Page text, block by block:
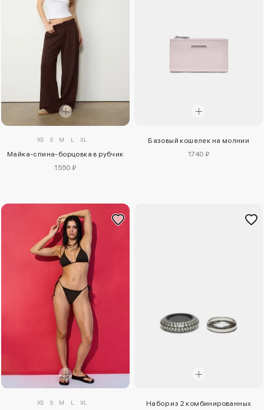
XS S M L XL
Майка-спина-борцовка в рубчик
1550 ₽
Базовый кошелек на молнии
1740 ₽
XS S M L XL
Набор из 2 комбинированных